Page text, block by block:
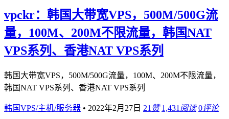
vpckr：韩国大带宽VPS，500M/500G流
量，100M、200M不限流量，韩国NAT
VPS系列、香港NAT VPS系列
韩国大带宽VPS，500M/500G流量，100M、200M不限流量，
韩国NAT VPS系列、香港NAT VPS系列
韩国VPS/主机/服务器 • 2022年2月27日 21 赞 1,431 阅读 0评论